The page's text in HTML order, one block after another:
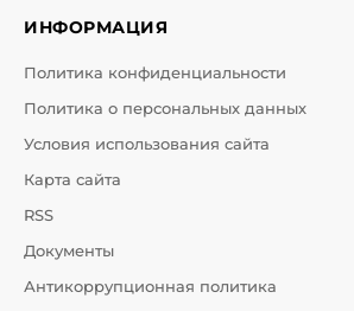
ИНФОРМАЦИЯ
Политика конфиденциальности
Политика о персональных данных
Условия использования сайта
Карта сайта
RSS
Документы
Антикоррупционная политика